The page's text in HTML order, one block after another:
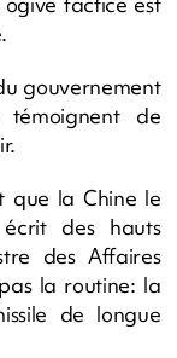
gouvernement
témoignent de
que la Chine le
des hauts
des Affaires
la routine: la
de longue